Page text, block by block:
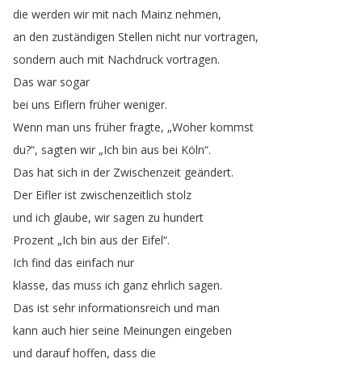
die werden wir mit nach Mainz nehmen,
an den zuständigen Stellen nicht nur vortragen,
sondern auch mit Nachdruck vortragen.
Das war sogar
bei uns Eiflern früher weniger.
Wenn man uns früher fragte, „Woher kommst
du?“, sagten wir „Ich bin aus bei Köln“.
Das hat sich in der Zwischenzeit geändert.
Der Eifler ist zwischenzeitlich stolz
und ich glaube, wir sagen zu hundert
Prozent „Ich bin aus der Eifel“.
Ich find das einfach nur
klasse, das muss ich ganz ehrlich sagen.
Das ist sehr informationsreich und man
kann auch hier seine Meinungen eingeben
und darauf hoffen, dass die